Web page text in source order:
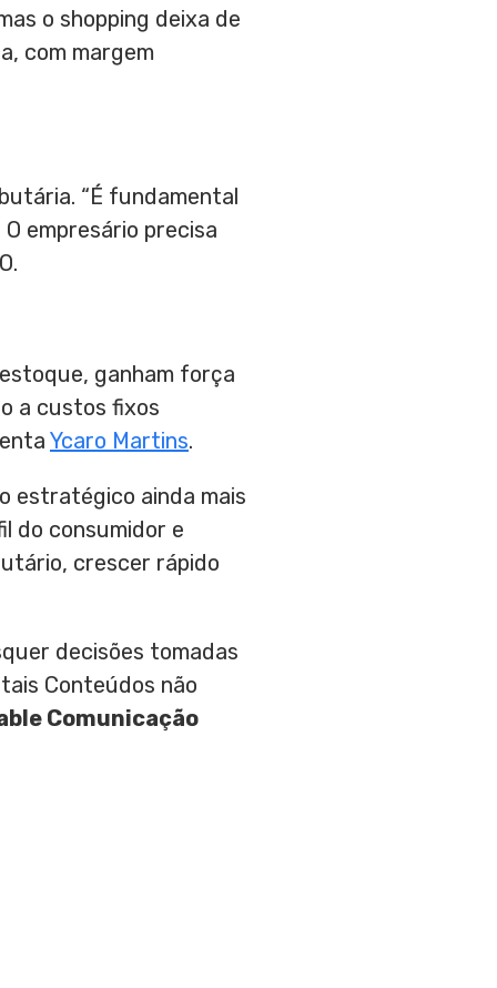
o shopping deixa de
com margem
“É fundamental
empresário precisa
ganham força
a custos fixos
Ycaro Martins.
estratégico ainda mais
do consumidor e
crescer rápido
decisões tomadas
Conteúdos não
Comunicação